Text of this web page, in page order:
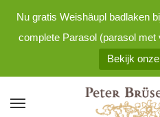
Nu gratis Weishäupl badlaken
complete Parasol (parasol
Bekijk